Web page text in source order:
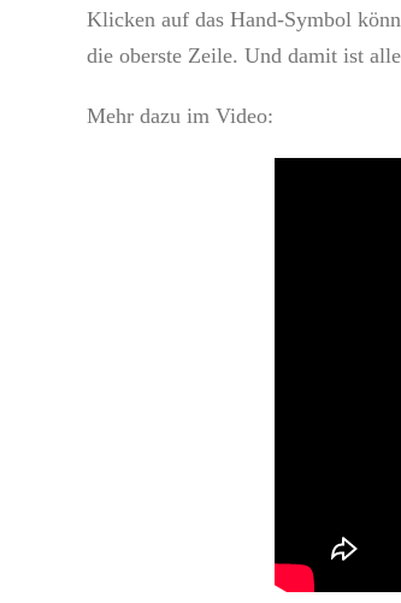
Klicken auf das Hand-Symbol
die oberste Zeile. Und damit ist
Mehr dazu im Video: